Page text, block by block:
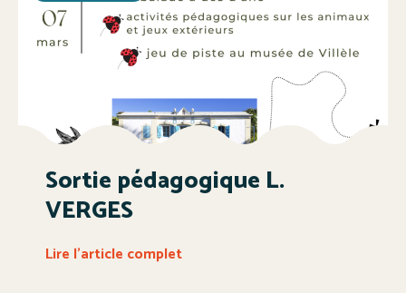
Sortie pédagogique L.
VERGES
Lire l'article complet